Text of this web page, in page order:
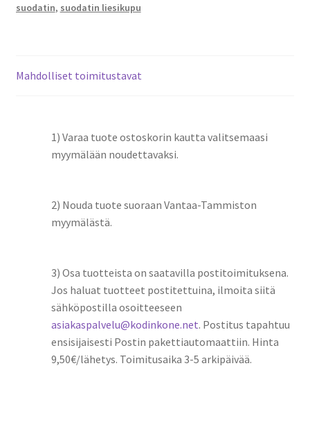
suodatin, suodatin liesikupu
Mahdolliset toimitustavat
1) Varaa tuote ostoskorin kautta valitsemaasi
myymälään noudettavaksi.
2) Nouda tuote suoraan Vantaa-Tammiston
myymälästä.
3) Osa tuotteista on saatavilla postitoimituksena.
Jos haluat tuotteet postitettuina, ilmoita siitä
sähköpostilla osoitteeseen
asiakaspalvelu@kodinkone.net. Postitus tapahtuu
ensisijaisesti Postin pakettiautomaattiin. Hinta
9,50€/lähetys. Toimitusaika 3-5 arkipäivää.